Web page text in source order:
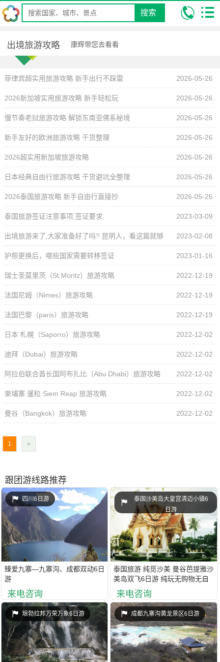
搜索
出境旅游攻略 康辉带您去看看
2026-05-26
菲律宾超实用旅游攻略 新手出行不踩雷
2026-05-26
2026新加坡实用旅游攻略 新手轻松玩
2026-05-26
慢节奏老挝旅游攻略 解锁东南亚佛系秘境
2026-05-26
新手友好的欧洲旅游攻略 干货整理
2026-05-26
2026超实用新加坡旅游攻略
2026-05-26
日本经典自由行旅游攻略 干货避坑全整理
2026-05-26
2026泰国旅游攻略 新手自由行直接抄
2023-03-09
泰国旅游签证注意事项,签证要求
2023-02-08
出境旅游来了,大家准备好了吗? 昆明人，看这篇就够
了！（内含昆明出入境办理点位信息） 2023-01-16
护照更换后，哪些国家需要转移签证
2022-12-19
瑞士圣莫里茨（St.Moritz）旅游攻略
2022-12-19
法国尼姆（Nimes）旅游攻略
2022-12-19
法国巴黎（paris）旅游攻略
2022-12-02
日本 札幌（Saporro）旅游攻略
2022-12-02
迪拜（Dubai）旅游攻略
2022-12-02
阿拉伯联合酋长国阿布扎比（Abu Dhabi）旅游攻略
2022-12-02
柬埔寨 暹粒 Siem Reap 旅游攻略
2022-12-02
曼谷（Bangkok）旅游攻略
1 »
跟团游线路推荐
四川6日游
臻爱九寨—九寨沟、成都双动6日
游
来电咨询
泰国沙美岛大皇宫清迈小镇6
日游
泰国旅游 纯觅沙美 曼谷芭提雅沙
美岛双飞6日游 纯玩无购物无自
费 一天半自由活动
来电咨询
琅勃拉邦万荣万象6日游 成都九寨沟黄龙景区6日游